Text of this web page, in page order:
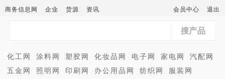
商务信息网 企业 货源 资讯 会员中心 退出
搜产品
化工网 涂料网 塑胶网 化妆品网 电子网 家电网
汽配网
五金网
照明网 印刷网 办公用品网 纺织网
服装网